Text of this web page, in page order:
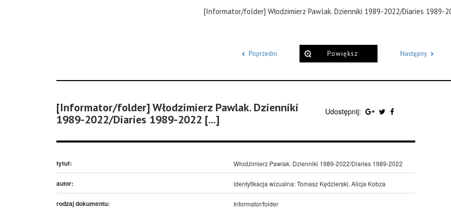
[Informator/folder] Włodzimierz Pawlak. Dzienniki 1989-2022/Diaries 1989-
Poprzedni Powiększ Następny
[Informator/folder] Włodzimierz Pawlak. Dzienniki
1989-2022/Diaries 1989-2022 [...]
Udostępnij:
tytuł: Włodzimierz Pawlak. Dzienniki 1989-2022/Diaries 1989-2022
autor: identyfikacja wizualna: Tomasz Kędzierski, Alicja Kobza
rodzaj dokumentu: Informator/folder